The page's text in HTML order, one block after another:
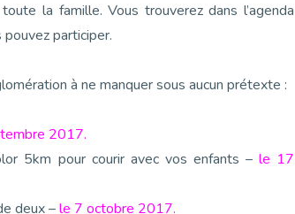
la famille. Vous trouverez dans l’agenda
participer.
à ne manquer sous aucun prétexte :
2017.
5km pour courir avec vos enfants – le 17
deux –le 7 octobre 2017.